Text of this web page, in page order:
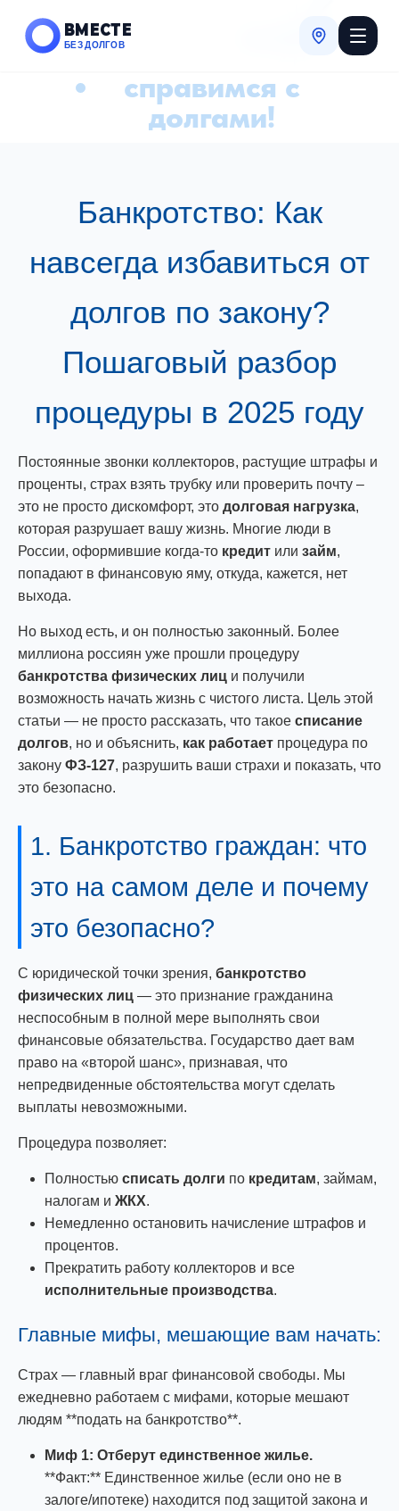
ВМЕСТЕ
БЕЗ ДОЛГОВ
справимся с
долгами!
Банкротство: Как
навсегда избавиться от
долгов по закону?
Пошаговый разбор
процедуры в 2025 году
Постоянные звонки коллекторов, растущие штрафы и
проценты, страх взять трубку или проверить почту –
это не просто дискомфорт, это долговая нагрузка,
которая разрушает вашу жизнь. Многие люди в
России, оформившие когда-то кредит или займ,
попадают в финансовую яму, откуда, кажется, нет
выхода.
Но выход есть, и он полностью законный. Более
миллиона россиян уже прошли процедуру
банкротства физических лиц и получили
возможность начать жизнь с чистого листа. Цель этой
статьи — не просто рассказать, что такое списание
долгов, но и объяснить, как работает процедура по
закону ФЗ-127, разрушить ваши страхи и показать, что
это безопасно.
1. Банкротство граждан: что
это на самом деле и почему
это безопасно?
С юридической точки зрения, банкротство
физических лиц — это признание гражданина
неспособным в полной мере выполнять свои
финансовые обязательства. Государство дает вам
право на «второй шанс», признавая, что
непредвиденные обстоятельства могут сделать
выплаты невозможными.
Процедура позволяет:
Полностью списать долги по кредитам, займам,
налогам и ЖКХ.
Немедленно остановить начисление штрафов и
процентов.
Прекратить работу коллекторов и все
исполнительные производства.
Главные мифы, мешающие вам начать:
Страх — главный враг финансовой свободы. Мы
ежедневно работаем с мифами, которые мешают
людям **подать на банкротство**.
Миф 1: Отберут единственное жилье.
**Факт:** Единственное жилье (если оно не в
залоге/ипотеке) находится под защитой закона и